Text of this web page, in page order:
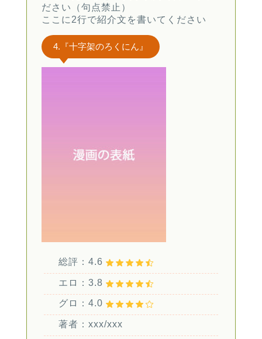
ださい（句点禁止）
ここに2行で紹介文を書いてください
4.『十字架のろくにん』
総評：4.6
エロ：3.8
グロ：4.0
著者：xxx/xxx